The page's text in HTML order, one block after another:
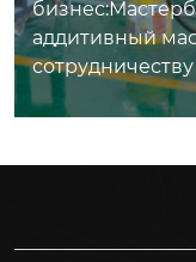
аддитивный